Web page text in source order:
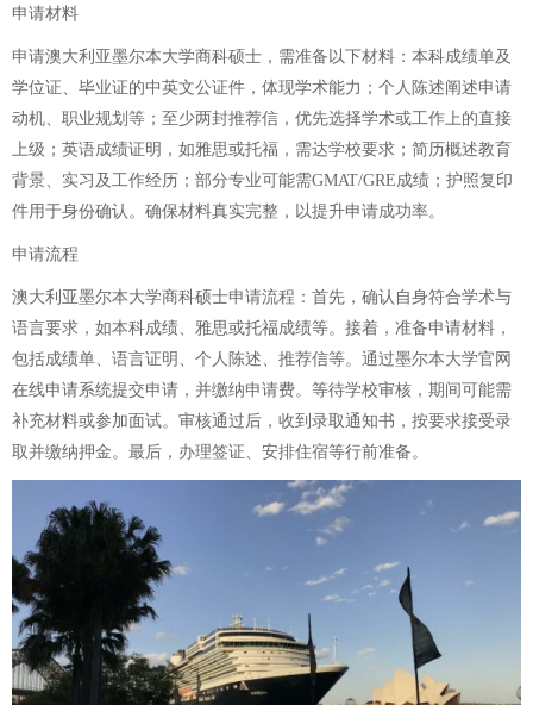
申请材料
申请澳大利亚墨尔本大学商科硕士，需准备以下材料：本科成绩单及
学位证、毕业证的中英文公证件，体现学术能力；个人陈述阐述申请
动机、职业规划等；至少两封推荐信，优先选择学术或工作上的直接
上级；英语成绩证明，如雅思或托福，需达学校要求；简历概述教育
背景、实习及工作经历；部分专业可能需GMAT/GRE成绩；护照复印
件用于身份确认。确保材料真实完整，以提升申请成功率。
申请流程
澳大利亚墨尔本大学商科硕士申请流程：首先，确认自身符合学术与
语言要求，如本科成绩、雅思或托福成绩等。接着，准备申请材料，
包括成绩单、语言证明、个人陈述、推荐信等。通过墨尔本大学官网
在线申请系统提交申请，并缴纳申请费。等待学校审核，期间可能需
补充材料或参加面试。审核通过后，收到录取通知书，按要求接受录
取并缴纳押金。最后，办理签证、安排住宿等行前准备。